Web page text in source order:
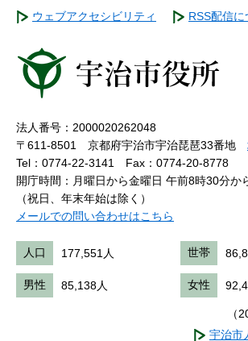
ウェブアクセシビリティ RSS配信に
法人番号：2000020262048
〒611-8501 京都府宇治市宇治琵琶33番地
Tel：0774-22-3141
Fax：0774-20-8778
開庁時間：月曜日から金曜日 午前8時30分か
（祝日、年末年始は除く）
メールでの問い合わせはこちら
人口 177,551人 世帯
男性 85,138人 女性
（
宇治市